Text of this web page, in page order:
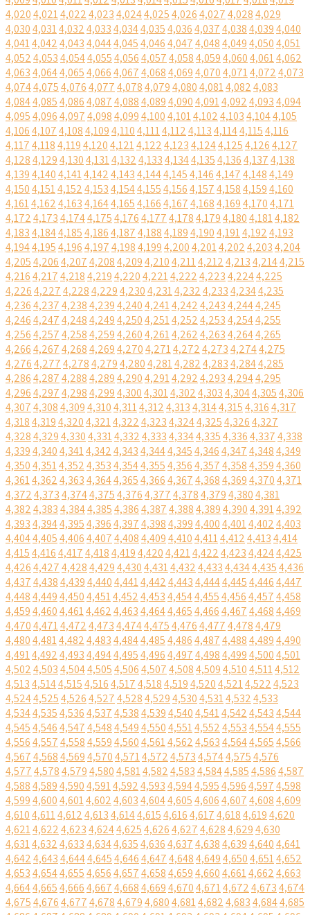
4,0204,0214,0224,0234,0244,0254,0264,0274,0284,029
4,0304,0314,0324,0334,0344,0354,0364,0374,0384,0394,040
4,0414,0424,0434,0444,0454,0464,0474,0484,0494,0504,051
4,0524,0534,0544,0554,0564,0574,0584,0594,0604,0614,062
4,0634,0644,0654,0664,0674,0684,0694,0704,0714,0724,073
4,0744,0754,0764,0774,0784,0794,0804,0814,0824,083
4,0844,0854,0864,0874,0884,0894,0904,0914,0924,0934,094
4,0954,0964,0974,0984,0994,1004,1014,1024,1034,1044,105
4,1064,1074,1084,1094,1104,1114,1124,1134,1144,1154,116
4,1174,1184,1194,1204,1214,1224,1234,1244,1254,1264,127
4,1284,1294,1304,1314,1324,1334,1344,1354,1364,1374,138
4,1394,1404,1414,1424,1434,1444,1454,1464,1474,1484,149
4,1504,1514,1524,1534,1544,1554,1564,1574,1584,1594,160
4,1614,1624,1634,1644,1654,1664,1674,1684,1694,1704,171
4,1724,1734,1744,1754,1764,1774,1784,1794,1804,1814,182
4,1834,1844,1854,1864,1874,1884,1894,1904,1914,1924,193
4,1944,1954,1964,1974,1984,1994,2004,2014,2024,2034,204
4,2054,2064,2074,2084,2094,2104,2114,2124,2134,2144,215
4,2164,2174,2184,2194,2204,2214,2224,2234,2244,225
4,2264,2274,2284,2294,2304,2314,2324,2334,2344,235
4,2364,2374,2384,2394,2404,2414,2424,2434,2444,245
4,2464,2474,2484,2494,2504,2514,2524,2534,2544,255
4,2564,2574,2584,2594,2604,2614,2624,2634,2644,265
4,2664,2674,2684,2694,2704,2714,2724,2734,2744,275
4,2764,2774,2784,2794,2804,2814,2824,2834,2844,285
4,2864,2874,2884,2894,2904,2914,2924,2934,2944,295
4,2964,2974,2984,2994,3004,3014,3024,3034,3044,3054,306
4,3074,3084,3094,3104,3114,3124,3134,3144,3154,3164,317
4,3184,3194,3204,3214,3224,3234,3244,3254,3264,327
4,3284,3294,3304,3314,3324,3334,3344,3354,3364,3374,338
4,3394,3404,3414,3424,3434,3444,3454,3464,3474,3484,349
4,3504,3514,3524,3534,3544,3554,3564,3574,3584,3594,360
4,3614,3624,3634,3644,3654,3664,3674,3684,3694,3704,371
4,3724,3734,3744,3754,3764,3774,3784,3794,3804,381
4,3824,3834,3844,3854,3864,3874,3884,3894,3904,3914,392
4,3934,3944,3954,3964,3974,3984,3994,4004,4014,4024,403
4,4044,4054,4064,4074,4084,4094,4104,4114,4124,4134,414
4,4154,4164,4174,4184,4194,4204,4214,4224,4234,4244,425
4,4264,4274,4284,4294,4304,4314,4324,4334,4344,4354,436
4,4374,4384,4394,4404,4414,4424,4434,4444,4454,4464,447
4,4484,4494,4504,4514,4524,4534,4544,4554,4564,4574,458
4,4594,4604,4614,4624,4634,4644,4654,4664,4674,4684,469
4,4704,4714,4724,4734,4744,4754,4764,4774,4784,479
4,4804,4814,4824,4834,4844,4854,4864,4874,4884,4894,490
4,4914,4924,4934,4944,4954,4964,4974,4984,4994,5004,501
4,5024,5034,5044,5054,5064,5074,5084,5094,5104,5114,512
4,5134,5144,5154,5164,5174,5184,5194,5204,5214,5224,523
4,5244,5254,5264,5274,5284,5294,5304,5314,5324,533
4,5344,5354,5364,5374,5384,5394,5404,5414,5424,5434,544
4,5454,5464,5474,5484,5494,5504,5514,5524,5534,5544,555
4,5564,5574,5584,5594,5604,5614,5624,5634,5644,5654,566
4,5674,5684,5694,5704,5714,5724,5734,5744,5754,576
4,5774,5784,5794,5804,5814,5824,5834,5844,5854,5864,587
4,5884,5894,5904,5914,5924,5934,5944,5954,5964,5974,598
4,5994,6004,6014,6024,6034,6044,6054,6064,6074,6084,609
4,6104,6114,6124,6134,6144,6154,6164,6174,6184,6194,620
4,6214,6224,6234,6244,6254,6264,6274,6284,6294,630
4,6314,6324,6334,6344,6354,6364,6374,6384,6394,6404,641
4,6424,6434,6444,6454,6464,6474,6484,6494,6504,6514,652
4,6534,6544,6554,6564,6574,6584,6594,6604,6614,6624,663
4,6644,6654,6664,6674,6684,6694,6704,6714,6724,6734,674
4,6754,6764,6774,6784,6794,6804,6814,6824,6834,6844,685